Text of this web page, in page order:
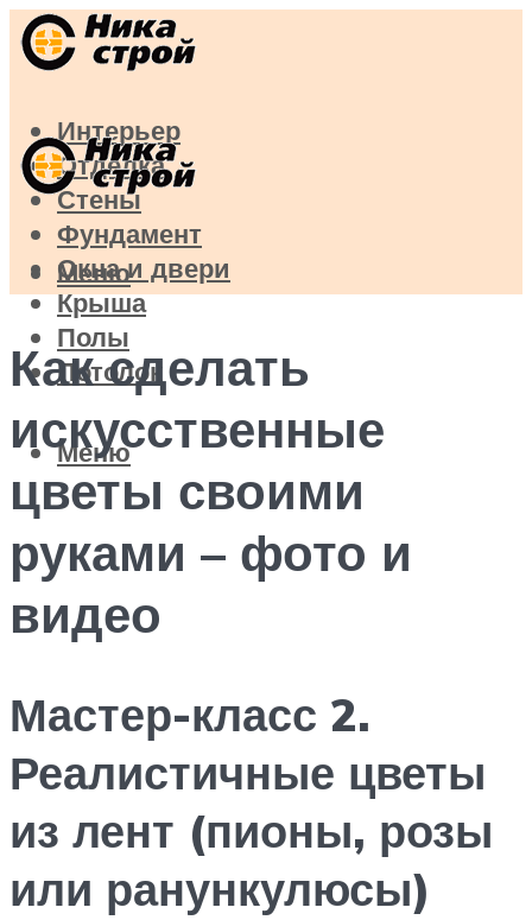
Интерьер
Отделка
Стены
Фундамент
Окна и двери
Крыша
Полы
Потолок
Меню
Меню
Как сделать
искусственные
цветы своими
руками – фото и
видео
Мастер-класс 2.
Реалистичные цветы
из лент (пионы, розы
или ранункулюсы)